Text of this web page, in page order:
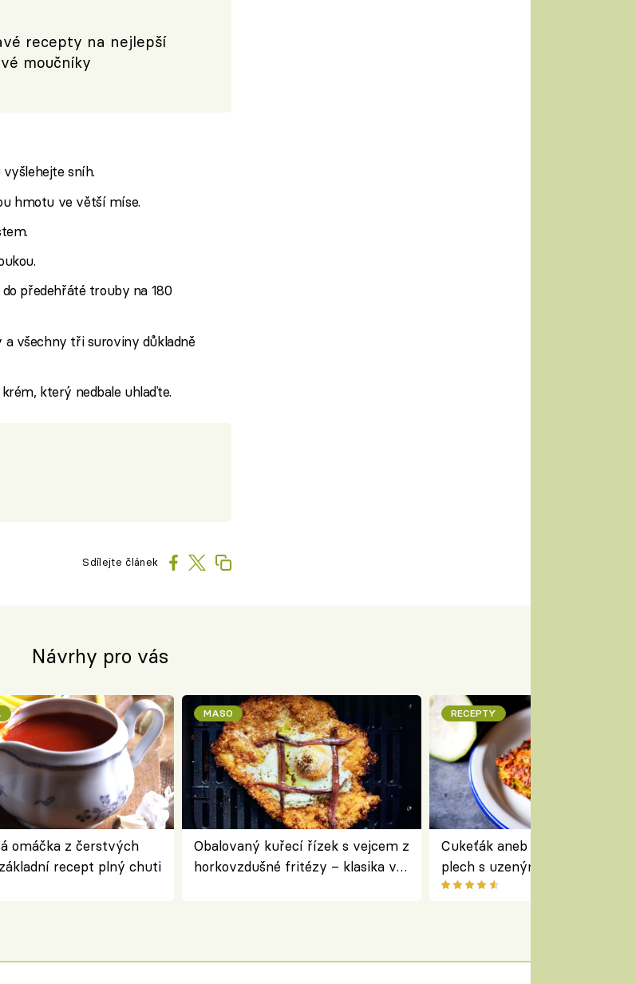
recepty na nejlepší
moučníky
sníh.
hmotu ve větší míse.
předehřáté trouby na 180
všechny tři suroviny důkladně
který nedbale uhlaďte.
Sdílejte článek
Návrhy pro vás
omáčka z čerstvých
recept plný chuti
MASO
Obalovaný kuřecí řízek s vejcem z
horkovzdušné fritézy – klasika v
RECEPTY
Cukeťák aneb cuketový nákyp
plech s uzeným masem –
způsob, jak zpracovat